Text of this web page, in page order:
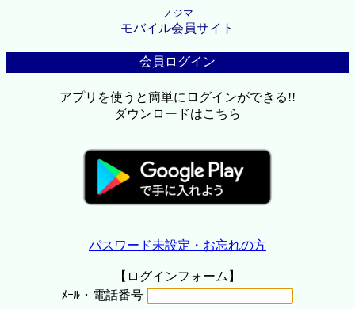
ノジマ
モバイル会員サイト
会員ログイン
アプリを使うと簡単にログインができる!!
ダウンロードはこちら
パスワード未設定・お忘れの方
【ログインフォーム】
ﾒｰﾙ・電話番号